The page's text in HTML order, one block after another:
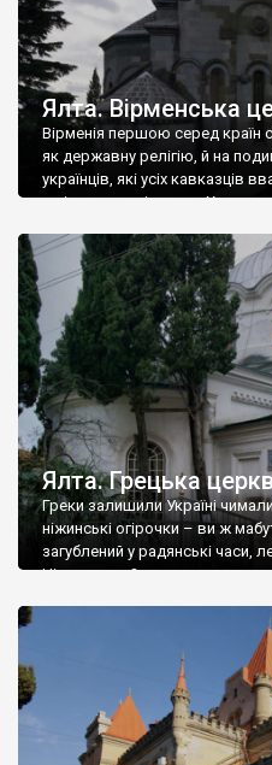
Ялта. Вірменська
Вірменія першою серед країн
як державну релігію, й на
українців, які усіх кавказців
є відданими вірянами Христа
Ялта. Грецька
Греки залишили Україні
ніжинські огірочки – ви ж
загублений у радянські часи,
Ніжин греки?